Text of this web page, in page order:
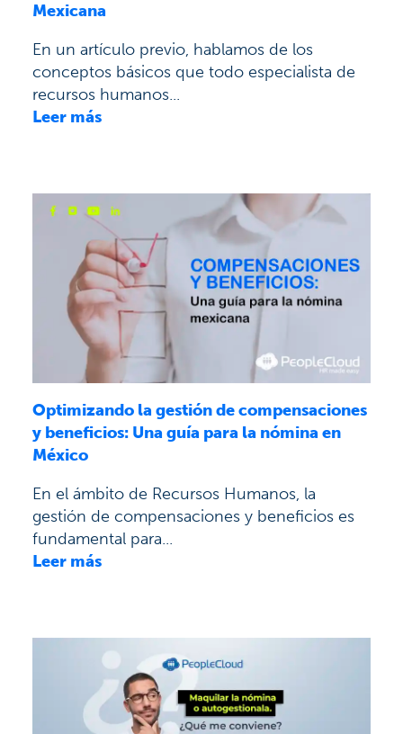
Mexicana
En un artículo previo, hablamos de los
conceptos básicos que todo especialista de
recursos humanos...
Leer más
Optimizando la gestión de compensaciones
y beneficios: Una guía para la nómina en
México
En el ámbito de Recursos Humanos, la
gestión de compensaciones y beneficios es
fundamental para...
Leer más